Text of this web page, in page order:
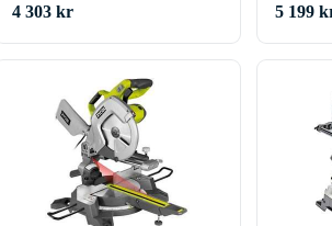
4 303 kr
5 199